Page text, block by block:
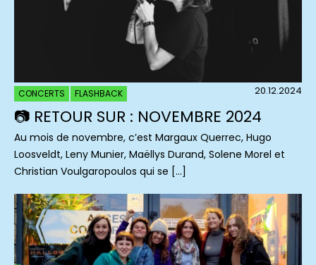
CONCERTS FLASHBACK 20.12.2024
📷 RETOUR SUR : NOVEMBRE 2024
Au mois de novembre, c’est Margaux Querrec, Hugo
Loosveldt, Leny Munier, Maëllys Durand, Solene Morel et
Christian Voulgaropoulos qui se […]